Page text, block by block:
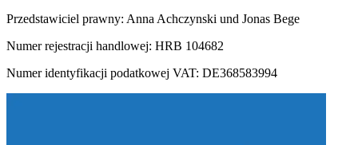
Przedstawiciel prawny: Anna Achczynski und Jonas Bege
Numer rejestracji handlowej: HRB 104682
Numer identyfikacji podatkowej VAT: DE368583994